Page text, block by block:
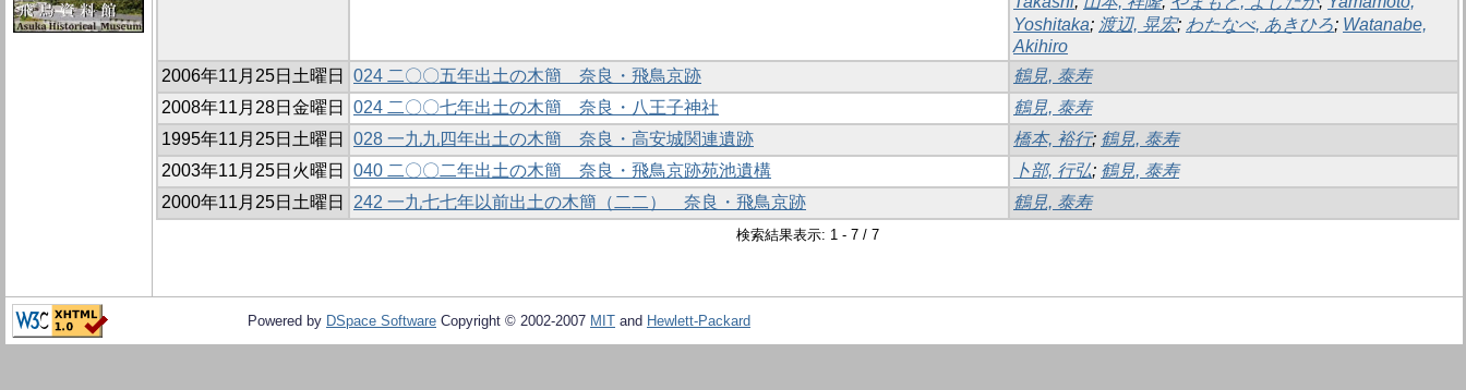
Yoshitaka; 渡辺, 晃宏; わたなべ, あきひろ; Watanabe,
Akihiro
2006年11月25日土曜日
024 二〇〇五年出土の木簡 奈良・飛鳥京跡
鶴見, 泰寿
2008年11月28日金曜日
024 二〇〇七年出土の木簡 奈良・八王子神社
鶴見, 泰寿
1995年11月25日土曜日
028 一九九四年出土の木簡 奈良・高安城関連遺跡 橋本, 裕行; 鶴見, 泰寿
2003年11月25日火曜日
040 二〇〇二年出土の木簡 奈良・飛鳥京跡苑池遺構 卜部, 行弘; 鶴見, 泰寿
2000年11月25日土曜日
242 一九七七年以前出土の木簡（二二） 奈良・飛鳥京跡 鶴見, 泰寿
検索結果表示: 1 - 7 / 7
Powered by DSpace Software Copyright © 2002-2007 MIT and Hewlett-Packard